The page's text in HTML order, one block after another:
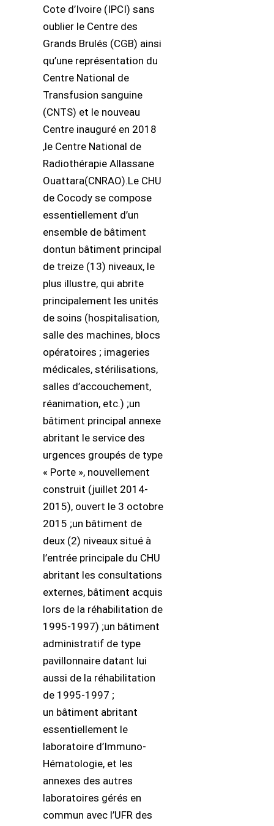
Cote d’Ivoire (IPCI) sans
oublier le Centre des
Grands Brulés (CGB) ainsi
qu’une représentation du
Centre National de
Transfusion sanguine
(CNTS) et le nouveau
Centre inauguré en 2018
,le Centre National de
Radiothérapie Allassane
Ouattara(CNRAO).Le CHU
de Cocody se compose
essentiellement d’un
ensemble de bâtiment
dontun bâtiment principal
de treize (13) niveaux, le
plus illustre, qui abrite
principalement les unités
de soins (hospitalisation,
salle des machines, blocs
opératoires ; imageries
médicales, stérilisations,
salles d’accouchement,
réanimation, etc.) ;un
bâtiment principal annexe
abritant le service des
urgences groupés de type
« Porte », nouvellement
construit (juillet 2014-
2015), ouvert le 3 octobre
2015 ;un bâtiment de
deux (2) niveaux situé à
l’entrée principale du CHU
abritant les consultations
externes, bâtiment acquis
lors de la réhabilitation de
1995-1997) ;un bâtiment
administratif de type
pavillonnaire datant lui
aussi de la réhabilitation
de 1995-1997 ;
un bâtiment abritant
essentiellement le
laboratoire d’Immuno-
Hématologie, et les
annexes des autres
laboratoires gérés en
commun avec l’UFR des